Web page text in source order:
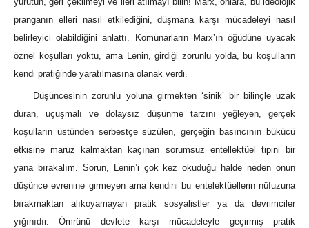
pranganın elleri nasıl etkilediğini, düşmana karşı mücadeleyi nasıl
belirleyici olabildiğini anlattı. Komünarların Marx’ın öğüdüne uyacak
öznel koşulları yoktu, ama Lenin, girdiği zorunlu yolda, bu koşulların
kendi pratiğinde yaratılmasına olanak verdi.
Düşüncesinin zorunlu yoluna girmekten ‘sinik’ bir bilinçle uzak
duran, uçuşmalı ve dolaysız düşünme tarzını yeğleyen, gerçek
koşulların üstünden serbestçe süzülen, gerçeğin basıncının bükücü
etkisine maruz kalmaktan kaçınan sorumsuz entellektüel tipini bir
yana bırakalım. Sorun, Lenin’i çok kez okuduğu halde neden onun
düşünce evrenine girmeyen ama kendini bu entelektüellerin nüfuzuna
bırakmaktan alıkoyamayan pratik sosyalistler ya da devrimciler
yığınıdır. Ömrünü devlete karşı mücadeleyle geçirmiş pratik